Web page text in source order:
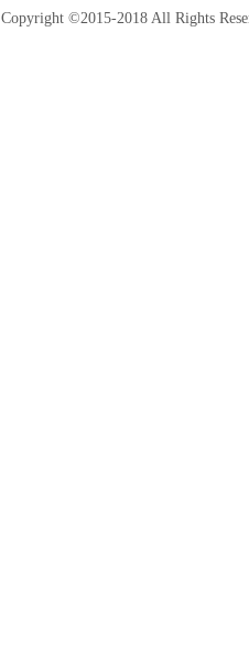
Copyright ©2015-2018 All Rights